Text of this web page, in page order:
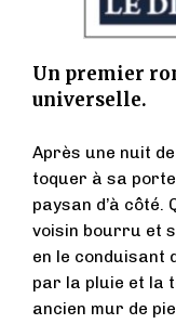
Un premier
universelle.
Après une nuit
toquer à sa
paysan d’à côté.
voisin bourru et
en le conduisant
par la pluie et la
ancien mur de